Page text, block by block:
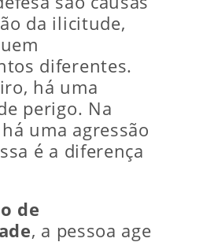
da ilicitude,
diferentes.
há uma
perigo. Na
uma agressão
é a diferença
de
, a pessoa age